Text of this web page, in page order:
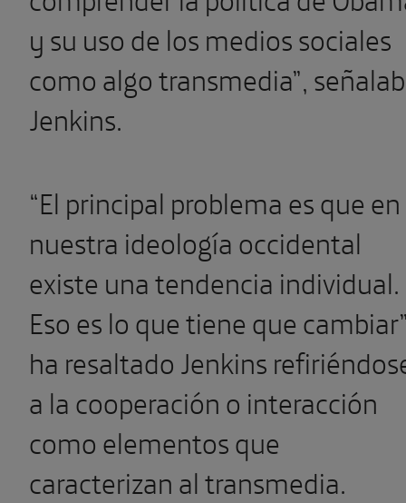
y su uso de los medios sociales
como algo transmedia”,
Jenkins.
“El principal problema es que en
nuestra ideología occidental
existe una tendencia individual.
Eso es lo que tiene que
ha resaltado Jenkins
a la cooperación o interacción
como elementos que
caracterizan al transmedia.